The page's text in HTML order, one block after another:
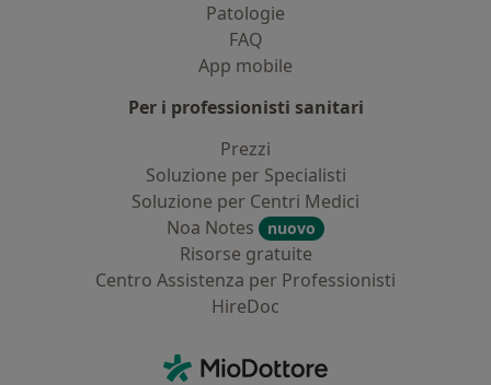
Patologie
FAQ
App mobile
Per i professionisti sanitari
Prezzi
Soluzione per Specialisti
Soluzione per Centri Medici
Noa Notes
nuovo
Risorse gratuite
Centro Assistenza per Professionisti
HireDoc
MioDottore - Homepage